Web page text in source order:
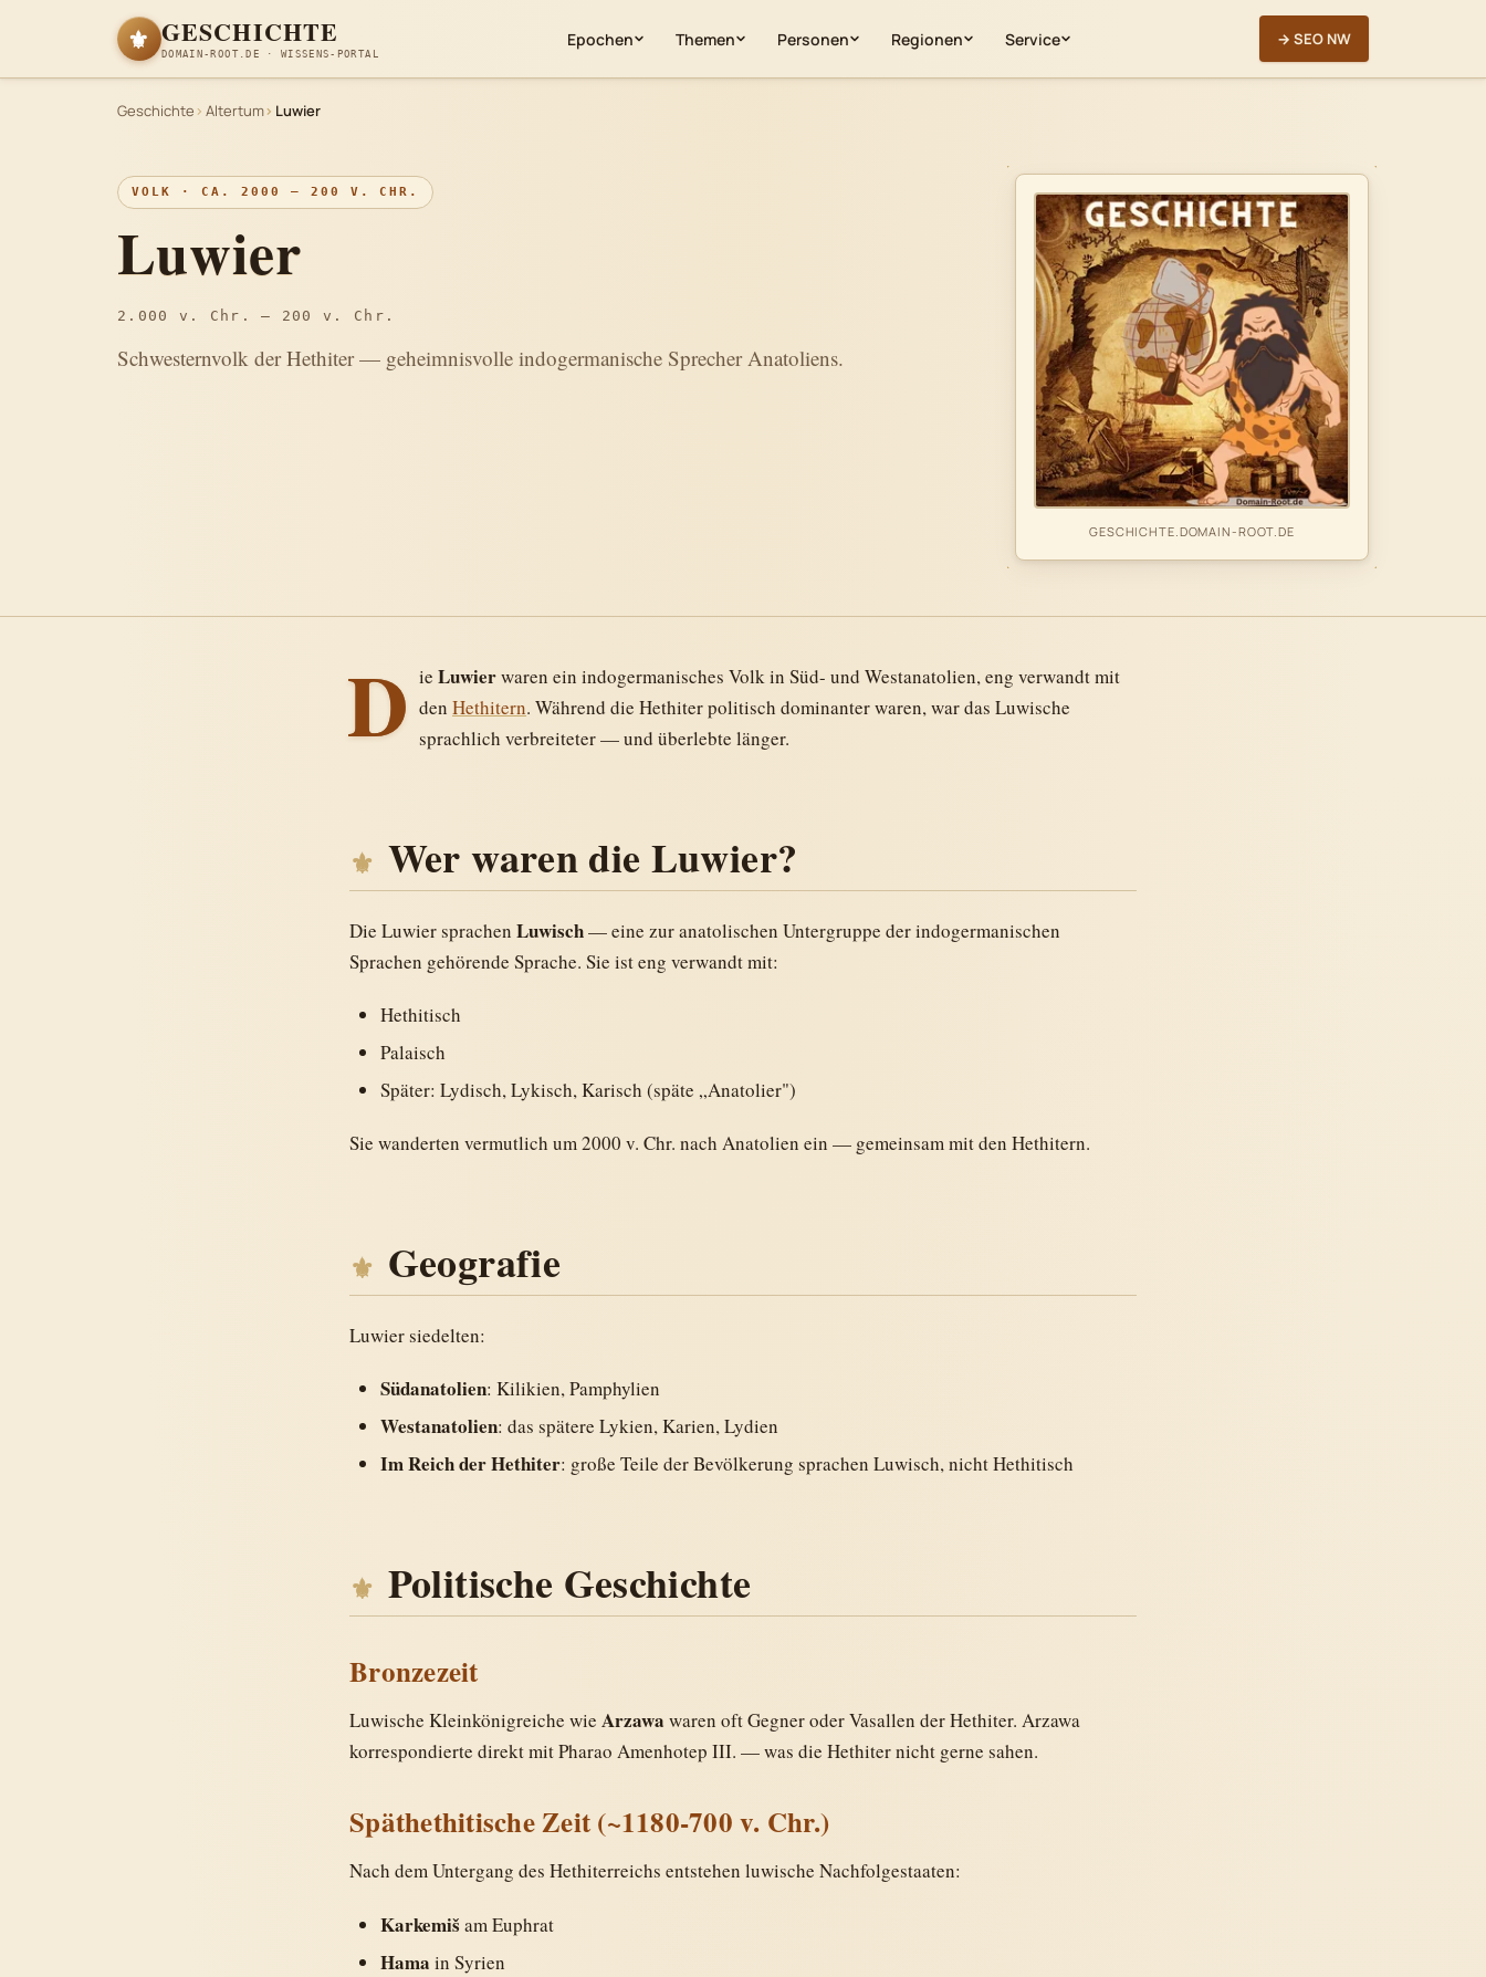
⚜ GESCHICHTE
DOMAIN-ROOT.DE · WISSENS-PORTAL
Epochen Themen Personen Regionen Service → SEO NW
Geschichte Altertum Luwier
VOLK · CA. 2000 – 200 V. CHR.
Luwier
2.000 v. Chr. – 200 v. Chr.
Schwesternvolk der Hethiter — geheimnisvolle indogermanische Sprecher Anatoliens.
GESCHICHTE.DOMAIN-ROOT.DE
D ie Luwierwaren ein indogermanisches Volk in Süd- und Westanatolien, eng verwandt mit
den Hethitern. Während die Hethiter politisch dominanter waren, war das Luwische
sprachlich verbreiteter — und überlebte länger.
Wer waren die Luwier?
Die Luwier sprachen Luwisch— eine zur anatolischen Untergruppe der indogermanischen
Sprachen gehörende Sprache. Sie ist eng verwandt mit:
Hethitisch
Palaisch
Später: Lydisch, Lykisch, Karisch (späte „Anatolier")
Sie wanderten vermutlich um 2000 v. Chr. nach Anatolien ein — gemeinsam mit den Hethitern.
Geografie
Luwier siedelten:
Südanatolien: Kilikien, Pamphylien
Westanatolien: das spätere Lykien, Karien, Lydien
Im Reich der Hethiter: große Teile der Bevölkerung sprachen Luwisch, nicht Hethitisch
Politische Geschichte
Bronzezeit
Luwische Kleinkönigreiche wie Arzawa waren oft Gegner oder Vasallen der Hethiter. Arzawa
korrespondierte direkt mit Pharao Amenhotep III. — was die Hethiter nicht gerne sahen.
Späthethitische Zeit (~1180-700 v. Chr.)
Nach dem Untergang des Hethiterreichs entstehen luwische Nachfolgestaaten:
Karkemiš am Euphrat
Hama in Syrien